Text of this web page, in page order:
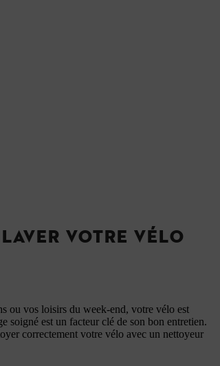
VOTRE VÉLO
ou vos loisirs du week-end, votre vélo est
soigné est un facteur clé de son bon entretien.
correctement votre vélo avec un nettoyeur